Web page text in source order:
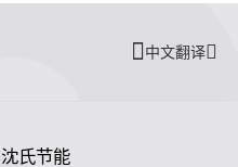
中文翻译
沈氏节能